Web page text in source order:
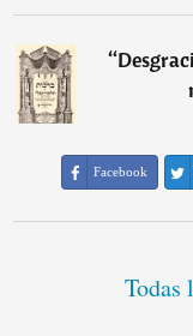
“
Facebook
Todas